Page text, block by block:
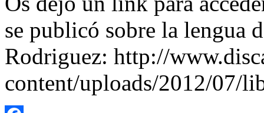
se publicó sobre la lengua
Rodriguez: http://
content/uploads/2012/07/